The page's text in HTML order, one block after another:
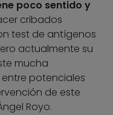
poco sentido y
cribados
test de antígenos
actualmente su
mucha
potenciales
de este
Royo.